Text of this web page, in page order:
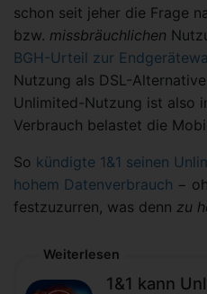
schon seit jeher die Frage
bzw. missbräuchlichen
BGH-Urteil zur
Nutzung als DSL-
Unlimited-Nutzung ist also
Verbrauch belastet die
So kündigte 1&1 seinen
hohem Datenverbrauch −
festzuzurren, was denn zu
Weiterlesen
1&1 kann